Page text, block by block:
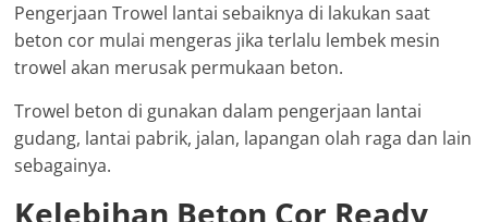
Pengerjaan Trowel lantai sebaiknya di lakukan saat
beton cor mulai mengeras jika terlalu lembek mesin
trowel akan merusak permukaan beton.
Trowel beton di gunakan dalam pengerjaan lantai
gudang, lantai pabrik, jalan, lapangan olah raga dan lain
sebagainya.
Kelebihan Beton Cor Ready